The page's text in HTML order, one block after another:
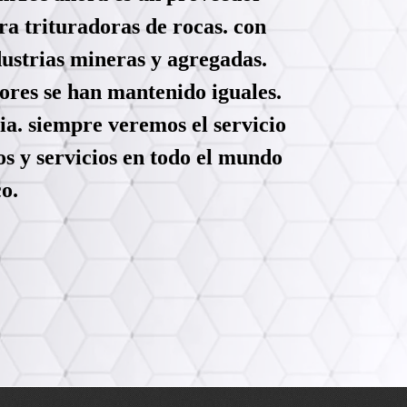
trituradoras de rocas. con
mineras y agregadas.
se han mantenido iguales.
siempre veremos el servicio
y servicios en todo el mundo